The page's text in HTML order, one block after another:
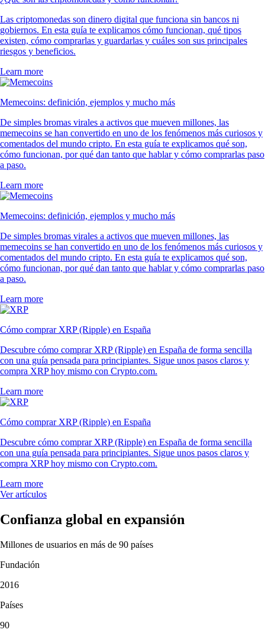
Las criptomonedas son dinero digital que funciona sin bancos ni
gobiernos. En esta guía te explicamos cómo funcionan, qué tipos
existen, cómo comprarlas y guardarlas y cuáles son sus principales
riesgos y beneficios.
Learn more
Memecoins: definición, ejemplos y mucho más
De simples bromas virales a activos que mueven millones, las
memecoins se han convertido en uno de los fenómenos más curiosos y
comentados del mundo cripto. En esta guía te explicamos qué son,
cómo funcionan, por qué dan tanto que hablar y cómo comprarlas paso
a paso.
Learn more
Memecoins: definición, ejemplos y mucho más
De simples bromas virales a activos que mueven millones, las
memecoins se han convertido en uno de los fenómenos más curiosos y
comentados del mundo cripto. En esta guía te explicamos qué son,
cómo funcionan, por qué dan tanto que hablar y cómo comprarlas paso
a paso.
Learn more
Cómo comprar XRP (Ripple) en España
Descubre cómo comprar XRP (Ripple) en España de forma sencilla
con una guía pensada para principiantes. Sigue unos pasos claros y
compra XRP hoy mismo con Crypto.com.
Learn more
Cómo comprar XRP (Ripple) en España
Descubre cómo comprar XRP (Ripple) en España de forma sencilla
con una guía pensada para principiantes. Sigue unos pasos claros y
compra XRP hoy mismo con Crypto.com.
Learn more
Ver artículos
Confianza global en expansión
Millones de usuarios en más de 90 países
Fundación
2016
Países
90